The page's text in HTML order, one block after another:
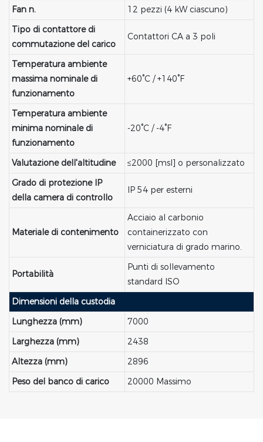
Fan n.
12 pezzi (4 kW ciascuno)
Tipo di contattore di
commutazione del carico
Contattori CA a 3 poli
Temperatura ambiente
massima nominale di
funzionamento
+60°C / +140°F
Temperatura ambiente
minima nominale di
funzionamento
-20°C / -4°F
Valutazione dell'altitudine
≤2000 [msl] o personalizzato
Grado di protezione IP
della camera di controllo
IP 54 per esterni
Materiale di contenimento
Acciaio al carbonio
containerizzato con
verniciatura di grado marino.
Portabilità
Punti di sollevamento
standard ISO
Dimensioni della custodia
Lunghezza (mm)
7000
Larghezza (mm)
2438
Altezza (mm)
2896
Peso del banco di carico
20000 Massimo